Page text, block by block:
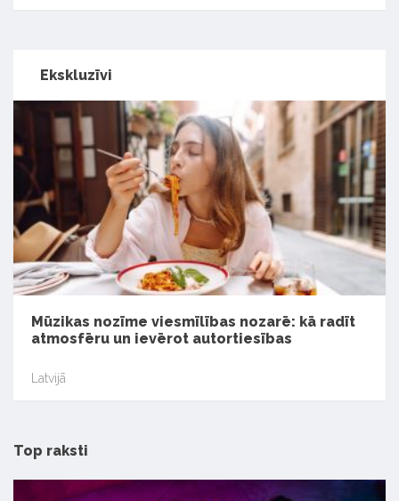
Ekskluzīvi
Mūzikas nozīme viesmīlības nozarē: kā radīt
atmosfēru un ievērot autortiesības
Latvijā
Top raksti